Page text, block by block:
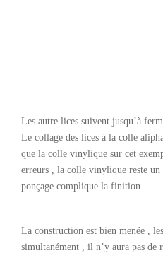
Les autre lices suivent jusqu’à
Le collage des lices à la colle
que la colle vinylique sur cet
erreurs , la colle vinylique reste un
ponçage complique la finition.
La construction est bien menée ,
simultanément , il n’y aura pas